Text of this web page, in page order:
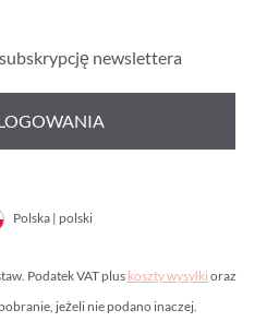
newslettera
Polska | polski
Podatek VAT plus koszty wysyłki oraz
jeżeli nie podano inaczej.